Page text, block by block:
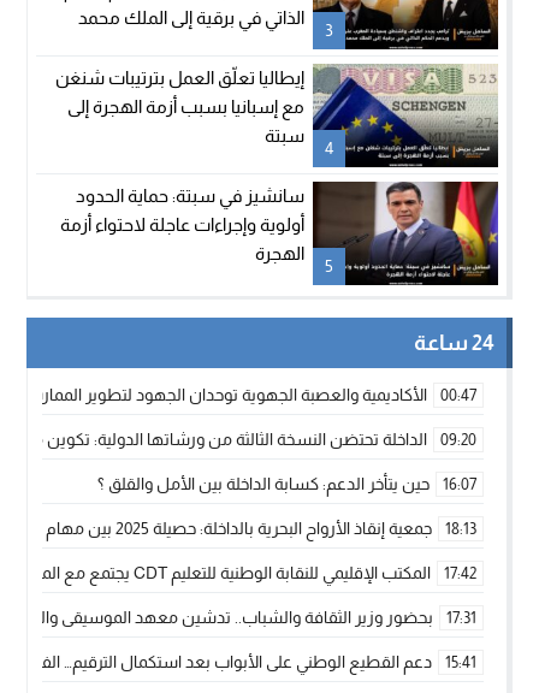
3
الذاتي في برقية إلى الملك محمد
4
إيطاليا تعلّق العمل بترتيبات شنغن
مع إسبانيا بسبب أزمة الهجرة إلى
سبتة
5
سانشيز في سبتة: حماية الحدود
أولوية وإجراءات عاجلة لاحتواء أزمة
الهجرة
24 ساعة
00:47 الأكاديمية والعصبة الجهوية توحدان الجهود لتطوير الممارسة
09:20 الداخلة تحتضن النسخة الثالثة من ورشاتها الدولية: تكوين
16:07 حين يتأخر الدعم: كسابة الداخلة بين الأمل والقلق ؟
18:13 جمعية إنقاذ الأرواح البحرية بالداخلة: حصيلة 2025 بين مهام الإنقاذ ومشروع “دار البحار”
17:42 المكتب الإقليمي للنقابة الوطنية للتعليم CDT يجتمع مع المدير الإقليمي لمناقشة ملفات جوهرية لنساء ورجال التعليم
17:31 بحضور وزير الثقافة والشباب.. تدشين معهد الموسيقى والفنون
15:41 دعم القطيع الوطني على الأبواب بعد استكمال الترقيم…